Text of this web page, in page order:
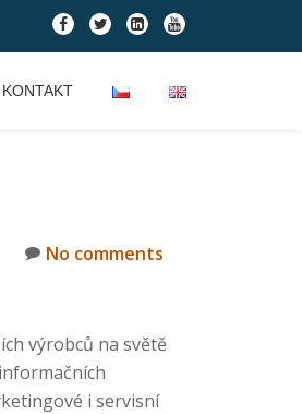
fa-
facebook
fa-
twitter
fa-
linkedin-
square
fa-
youtube
KONTAKT
No comments
výrobců na světě
i servisní